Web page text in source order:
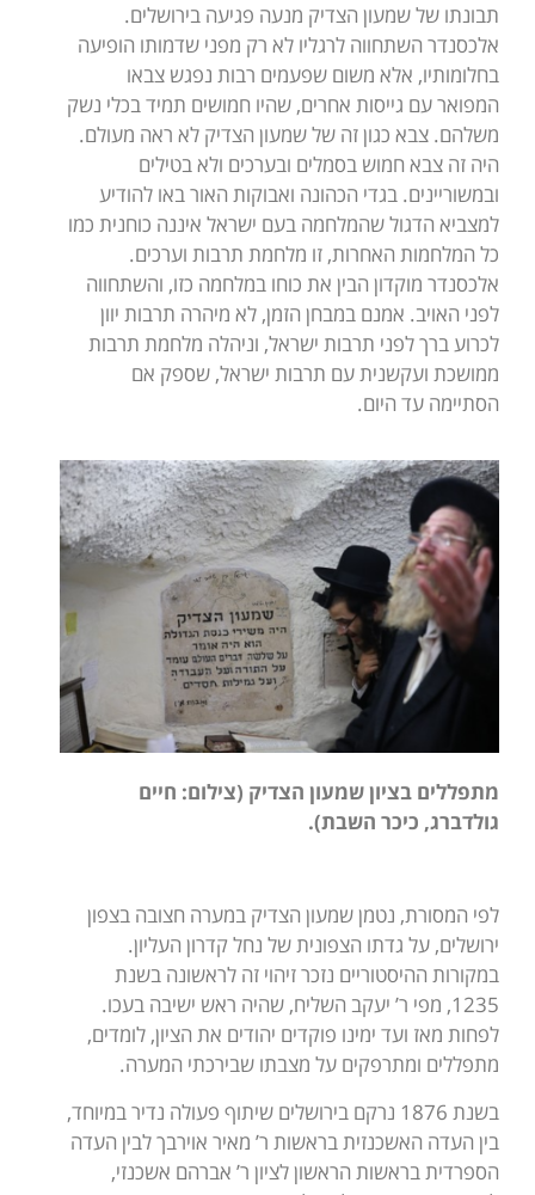
תבונתו של שמעון הצדיק מנעה פגיעה בירושלים.
אלכסנדר השתחווה לרגליו לא רק מפני שדמותו הופיעה
בחלומותיו, אלא משום שפעמים רבות נפגש צבאו
המפואר עם גייסות אחרים, שהיו חמושים תמיד בכלי נשק
משלהם. צבא כגון זה של שמעון הצדיק לא ראה מעולם.
היה זה צבא חמוש בסמלים ובערכים ולא בטילים
ובמשוריינים. בגדי הכהונה ואבוקות האור באו להודיע
למצביא הדגול שהמלחמה בעם ישראל איננה כוחנית כמו
כל המלחמות האחרות, זו מלחמת תרבות וערכים.
אלכסנדר מוקדון הבין את כוחו במלחמה כזו, והשתחווה
לפני האויב. אמנם במבחן הזמן, לא מיהרה תרבות יוון
לכרוע ברך לפני תרבות ישראל, וניהלה מלחמת תרבות
ממושכת ועקשנית עם תרבות ישראל, שספק אם
הסתיימה עד היום.
מתפללים בציון שמעון הצדיק (צילום: חיים
גולדברג, כיכר השבת).
לפי המסורת, נטמן שמעון הצדיק במערה חצובה בצפון
ירושלים, על גדתו הצפונית של נחל קדרון העליון.
במקורות ההיסטוריים נזכר זיהוי זה לראשונה בשנת
1235, מפי ר’ יעקב השליח, שהיה ראש ישיבה בעכו.
לפחות מאז ועד ימינו פוקדים יהודים את הציון, לומדים,
מתפללים ומתרפקים על מצבתו שבירכתי המערה.
בשנת 1876 נרקם בירושלים שיתוף פעולה נדיר במיוחד,
בין העדה האשכנזית בראשות ר’ מאיר אוירבך לבין העדה
הספרדית בראשות הראשון לציון ר’ אברהם אשכנזי,